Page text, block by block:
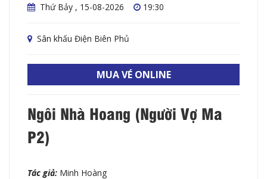
Thứ Bảy , 15-08-2026 19:30
Sân khấu Điện Biên Phủ
MUA VÉ ONLINE
Ngôi Nhà Hoang (Người Vợ Ma
P2)
Tác giả: Minh Hoàng